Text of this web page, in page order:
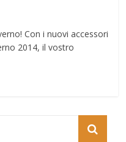
Con i nuovi accessori
2014, il vostro